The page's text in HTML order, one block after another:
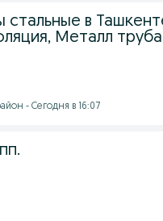
в
Металл труба
- Сегодня в 16:07